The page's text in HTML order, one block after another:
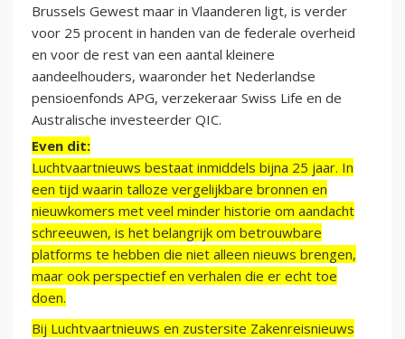
Brussels Gewest maar in Vlaanderen ligt, is verder
voor 25 procent in handen van de federale overheid
en voor de rest van een aantal kleinere
aandeelhouders, waaronder het Nederlandse
pensioenfonds APG, verzekeraar Swiss Life en de
Australische investeerder QIC.
Even dit:
Luchtvaartnieuws bestaat inmiddels bijna 25 jaar. In
een tijd waarin talloze vergelijkbare bronnen en
nieuwkomers met veel minder historie om aandacht
schreeuwen, is het belangrijk om betrouwbare
platforms te hebben die niet alleen nieuws brengen,
maar ook perspectief en verhalen die er echt toe
doen.
Bij Luchtvaartnieuws en zustersite Zakenreisnieuws